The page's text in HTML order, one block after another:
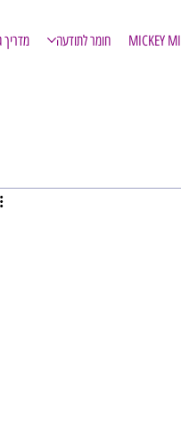
MICKEY חומר לתודעה מדריך